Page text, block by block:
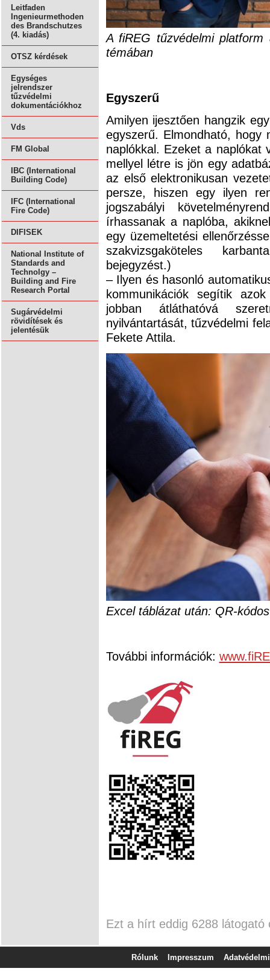
Leitfaden
Ingenieurmethoden
des Brandschutzes
(4. kiadás)
OTSZ kérdések
Egységes
jelrendszer
tűzvédelmi
dokumentációkhoz
Vds
FM Global
IBC (International
Building Code)
IFC (International
Fire Code)
DIFISEK
National Institute of
Standards and
Technolgy –
Building and Fire
Research Portal
Sugárvédelmi
rövidítések és
jelentésük
A fiREG tűzvédelmi
témában
Egyszerű
Amilyen ijesztően hangzik
egyszerű. Elmondható, hogy
naplókkal. Ezeket a naplókat
mellyel létre is jön egy
az első elektronikusan
persze, hiszen egy ilyen
jogszabályi
írhassanak a naplóba,
egy üzemeltetési
szakvizsgaköteles
bejegyzést.)
– Ilyen és hasonló
kommunikációk segítik
jobban átláthatóvá
nyilvántartását, tűzvédelmi
Fekete Attila.
Excel táblázat után: QR-
További információk:
Ezt a hírt eddig 6288 látogató
Rólunk Impresszum